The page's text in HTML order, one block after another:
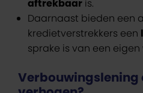
aftrekbaar is.
Daarnaast bieden een
kredietverstrekkers een
sprake is van een eigen
Verbouwingslening